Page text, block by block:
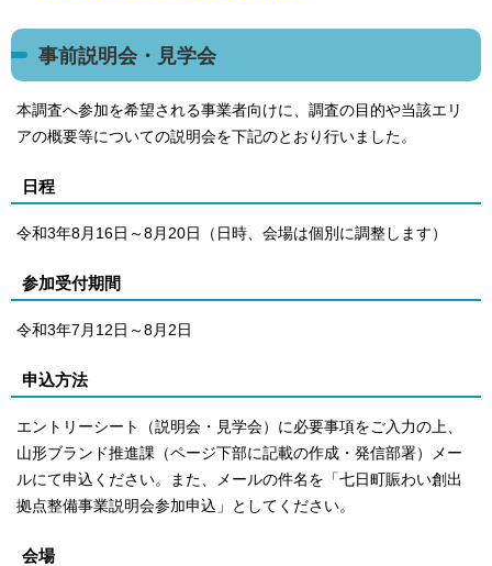
事前説明会・見学会
本調査へ参加を希望される事業者向けに、調査の目的や当該エリ
アの概要等についての説明会を下記のとおり行いました。
日程
令和3年8月16日～8月20日（日時、会場は個別に調整します）
参加受付期間
令和3年7月12日～8月2日
申込方法
エントリーシート（説明会・見学会）に必要事項をご入力の上、
山形ブランド推進課（ページ下部に記載の作成・発信部署）メー
ルにて申込ください。また、メールの件名を「七日町賑わい創出
拠点整備事業説明会参加申込」としてください。
会場